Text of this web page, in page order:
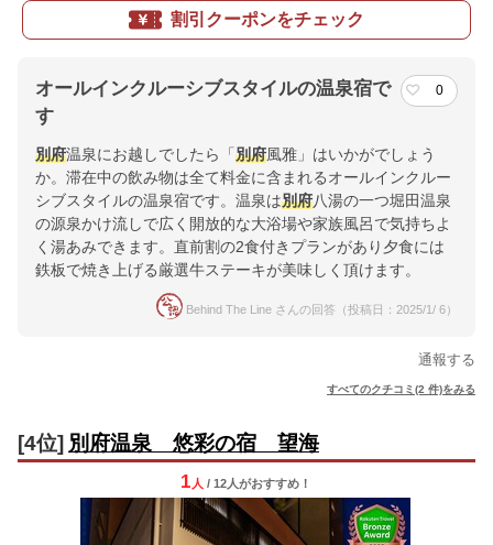
割引クーポンをチェック
オールインクルーシブスタイルの温泉宿で
す
0
別府温泉にお越しでしたら「 別府風雅」はいかがでしょう
か。滞在中の飲み物は全て料金に含まれるオールインクルー
シブスタイルの温泉宿です。温泉は別府八湯の一つ堀田温泉
の源泉かけ流しで広く開放的な大浴場や家族風呂で気持ちよ
く湯あみできます。直前割の2食付きプランがあり夕食には
鉄板で焼き上げる厳選牛ステーキが美味しく頂けます。
Behind The Line さんの回答（投稿日：2025/1/ 6）
通報する
すべてのクチコミ(2 件)をみる
[4位] 別府温泉 悠彩の宿 望海
1 人 / 12人がおすすめ！